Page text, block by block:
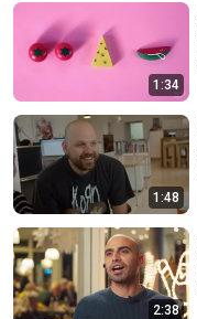
1:34
1:48
2:38